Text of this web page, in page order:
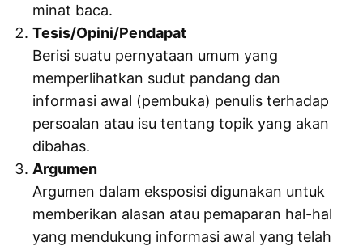
minat baca.
Tesis/Opini/Pendapat
Berisi suatu pernyataan umum yang
memperlihatkan sudut pandang dan
informasi awal (pembuka) penulis terhadap
persoalan atau isu tentang topik yang akan
dibahas.
Argumen
Argumen dalam eksposisi digunakan untuk
memberikan alasan atau pemaparan hal-hal
yang mendukung informasi awal yang telah